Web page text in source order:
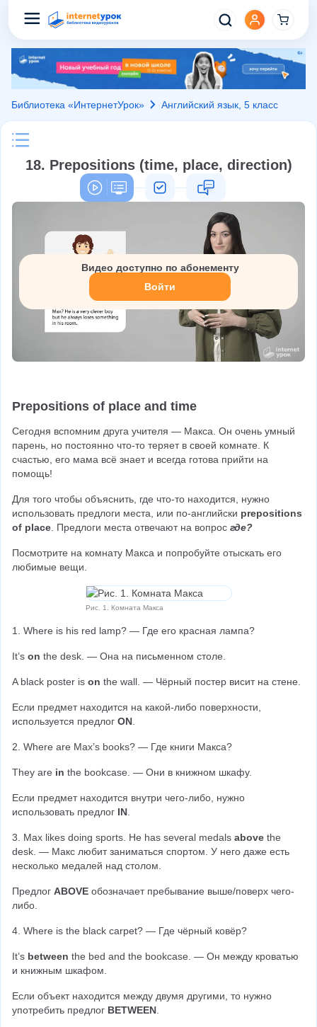
Библиотека «ИнтернетУрок» Английский язык, 5 класс
18. Prepositions (time, place, direction)
Видео доступно по абонементу
Войти
Prepositions of place and time
Сегодня вспомним друга учителя — Макса. Он очень умный
парень, но постоянно что-то теряет в своей комнате. К
счастью, его мама всё знает и всегда готова прийти на
помощь!
Для того чтобы объяснить, где что-то находится, нужно
использовать предлоги места, или по-английски prepositions
of place . Предлоги места отвечают на вопрос где?
Посмотрите на комнату Макса и попробуйте отыскать его
любимые вещи.
Рис. 1. Комната Макса
1. Where is his red lamp? — Где его красная лампа?
It’s on the desk. — Она на письменном столе.
A black poster is on the wall. — Чёрный постер висит на стене.
Если предмет находится на какой-либо поверхности,
используется предлог ON
2. Where are Max’s books? — Где книги Макса?
They are in the bookcase. — Они в книжном шкафу.
Если предмет находится внутри чего-либо, нужно
использовать предлог IN
3. Max likes doing sports. He has several medals above the
desk. — Макс любит заниматься спортом. У него даже есть
несколько медалей над столом.
Предлог ABOVE обозначает пребывание выше/поверх чего-
либо.
4. Where is the black carpet? — Где чёрный ковёр?
It’s between the bed and the bookcase. — Он между кроватью
и книжным шкафом.
Если объект находится между двумя другими, то нужно
употребить предлог BETWEEN